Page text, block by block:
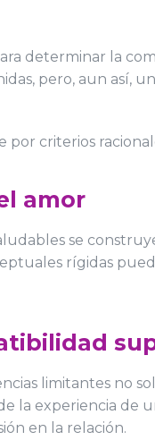
determinar la
pero, aun así,
por criterios
amor
se
rígidas
limitantes no
la experiencia de
en la relación.